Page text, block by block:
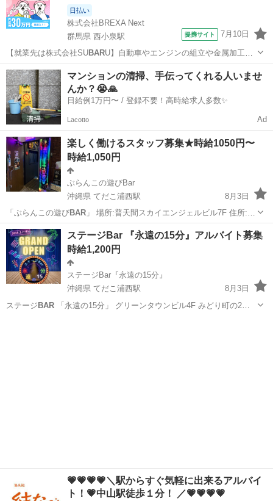
日払い
株式会社BREXA Next
群馬県 西小泉駅
提携サイト 7月10日
【就業先は株式会社SUBARU】自動車やエンジンの組立や金属加工！
備品付き寮完備！赴任旅費会社負担★業績賞与＆昇給あり！未経験活
躍中★人気の土日休み！車・バイク・自転車通勤可★《群馬県太田
市・邑楽群》 人気の工場のお仕事 ...
群馬 西小泉駅
マンションの清掃、手伝ってくれる人いませ
んか？😭🙏
日給例1万円〜 / 登録不要！高時給求人多数✨
Lacotto Ad
楽しく働けるスタッフ募集★時給1050円〜
時給1,050円
ぶらんこの遊びBar
沖縄県 てだこ浦西駅
8月3日
「ぶらんこの遊びBAR」 場所:普天間スカイエンジェルビル7F 住所:宜
野湾市普天間2-49-13 スカイエンジェルビル 時間:21時〜5時（3時間〜
可） 時給:1050円〜 随時昇給あり ドリンクバックなど各種バックあり
...
沖縄 宜野湾市 てだこ浦西駅 バーテンダー スタッフ
ステージBar 『永遠の15分』アルバイト募集
時給1,200円
ステージBar『永遠の15分』
沖縄県 てだこ浦西駅
8月3日
ステージ BAR「永遠の15分」 グリーンタウンビル4F みどり町の2次
💗💗💗💗＼駅からすぐ気軽に出来るアルバイ
ト！💗中山駅徒歩１分！ ／💗💗💗💗